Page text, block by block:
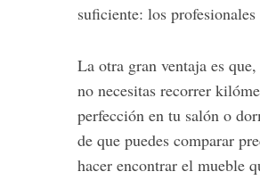
suficiente: los
La otra gran ventaja es
no necesitas recorrer
perfección en tu salón o
de que puedes comparar
hacer encontrar el mueble